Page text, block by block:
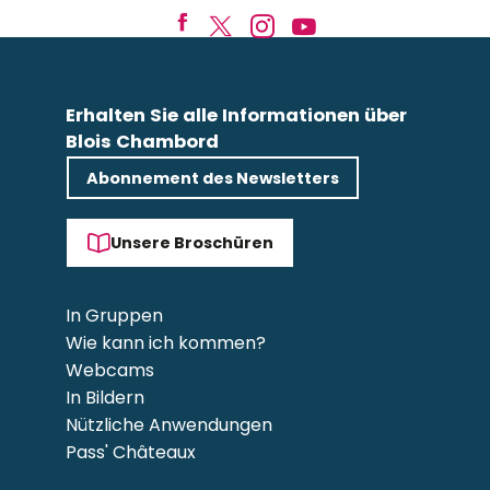
Erhalten Sie alle Informationen über
Blois Chambord
Abonnement des Newsletters
Unsere Broschüren
In Gruppen
Wie kann ich kommen?
Webcams
In Bildern
Nützliche Anwendungen
Pass' Châteaux